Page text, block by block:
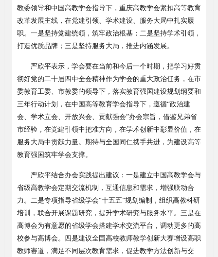
教委领导和中国高教学会指导下，重庆高教学会紧扣高等教育
改革发展主线，在党建引领、学术建设、服务大局中扎实履
职。一是坚持党建统领，筑牢政治根基；二是坚持学术引领，
打造优质品牌；三是坚持服务大局，推进内涵发展。
严欣平表示，学会要在当前和今后一个时期，把学习好贯
彻好党的二十届四中全会精神作为学会的重大政治任务，在市
委教育工委、市教委的领导下，落实教育强国建设规划纲要和
三年行动计划，在中国高等教育学会指导下，遵循“政治建
会、学术立会、开放兴会、贡献强会”办会宗旨，借鉴兄弟省
市经验，在党建引领中把准方向，在学术创新中彰显价值，在
服务大局中贡献力量。期待与全国同仁携手共进，为建设高等
教育强国筑牢学会支撑。
严欣平结合办会实践提出建议：一是建立中国高教学会与
省级高教学会定期交流机制，互通信息和需求，增强联动合
力。二是专项指导省级学会“十五五”规划编制，组织高教科研
培训，联合开展课题研究，提升学术研究与服务水平。三是在
高博会为有意愿的省级学会搭建学术交流平台，调动更多的高
校参与高博会。四是建议全国高校教师教学创新大赛增设高职
教师赛道，满足不同层次教育需求，促进教学方法创新与交